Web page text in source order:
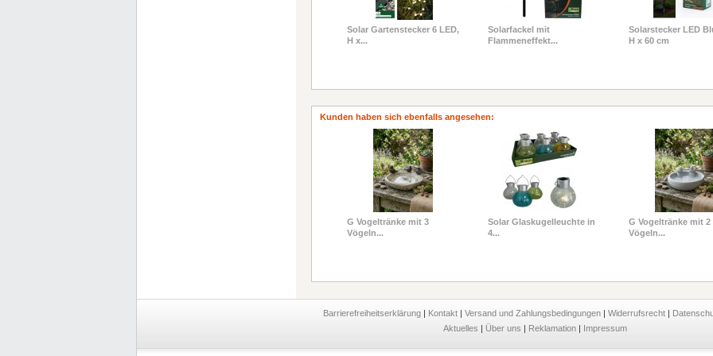
Solar Gartenstecker 6 LED,
H x...
Solarfackel mit
Flammeneffekt...
Solarstecker LED
H x 60 cm
Kunden haben sich ebenfalls angesehen:
G Vogeltränke mit 3
Vögeln...
Solar Glaskugelleuchte in
4...
G Vogeltränke mit 2
Vögeln...
Barrierefreiheitserklärung | Kontakt | Versand und Zahlungsbedingungen | Widerrufsrecht |
Aktuelles
Über uns Reklamation Impressum